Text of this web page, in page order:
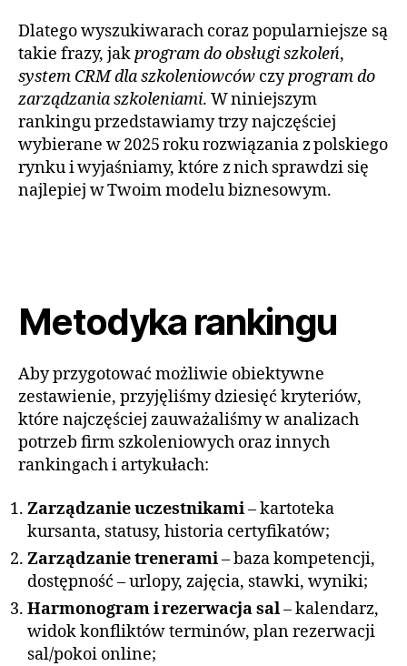
Dlatego wyszukiwarach coraz popularniejsze są
takie frazy, jakprogram do obsługi szkoleń,
system CRM dla szkoleniowców czyprogram do
zarządzania szkoleniami. W niniejszym
rankingu przedstawiamy trzy najczęściej
wybierane w 2025 roku rozwiązania z polskiego
rynku i wyjaśniamy, które z nich sprawdzi się
najlepiej w Twoim modelu biznesowym.
Metodyka rankingu
Aby przygotować możliwie obiektywne
zestawienie, przyjęliśmy dziesięć kryteriów,
które najczęściej zauważaliśmy w analizach
potrzeb firm szkoleniowych oraz innych
rankingach i artykułach:
Zarządzanie uczestnikami– kartoteka
kursanta, statusy, historia certyfikatów;
Zarządzanie trenerami– baza kompetencji,
dostępność – urlopy, zajęcia, stawki, wyniki;
Harmonogram i rezerwacja sal– kalendarz,
widok konfliktów terminów, plan rezerwacji
sal/pokoi online;